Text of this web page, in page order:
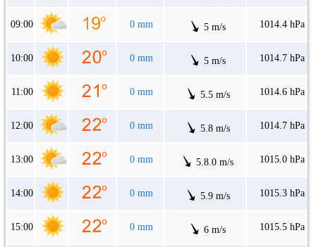
09:00 0 mm 5 m/s 1014.4 hPa
10:00 0 mm 5 m/s 1014.7 hPa
11:00 0 mm 5.5 m/s 1014.6 hPa
12:00 0 mm 5.8 m/s 1014.7 hPa
13:00 0 mm 5.8.0 m/s 1015.0 hPa
14:00 0 mm 5.9 m/s 1015.3 hPa
15:00 0 mm 6 m/s 1015.5 hPa